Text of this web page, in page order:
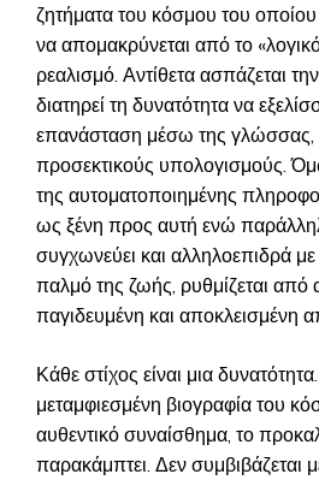
ζητήματα του κόσμου του οποίου
να απομακρύνεται από το
ρεαλισμό. Αντίθετα ασπάζεται
διατηρεί τη δυνατότητα να
επανάσταση μέσω της γλώσσας,
προσεκτικούς υπολογισμούς.
της αυτοματοποιημένης
ως ξένη προς αυτή ενώ
συγχωνεύει και αλληλοεπιδρά
παλμό της ζωής, ρυθμίζεται από
παγιδευμένη και αποκλεισμένη
Κάθε στίχος είναι μια
μεταμφιεσμένη βιογραφία του
αυθεντικό συναίσθημα, το
παρακάμπτει. Δεν συμβιβάζεται